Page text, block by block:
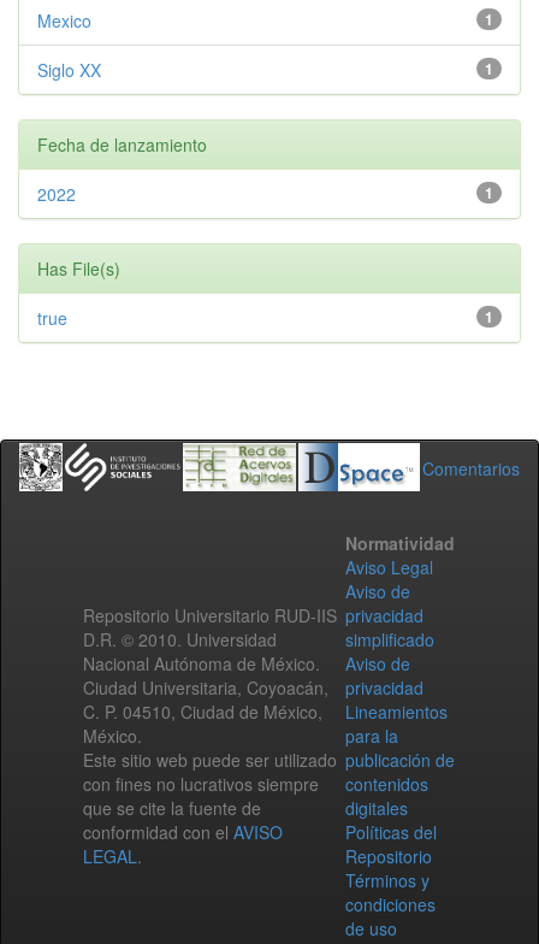
1
Mexico
1
Siglo XX
Fecha de lanzamiento
1
2022
Has File(s)
1
true
Comentarios
Repositorio Universitario RUD-IIS
D.R. © 2010. Universidad
Nacional Autónoma de México.
Ciudad Universitaria, Coyoacán,
C. P. 04510, Ciudad de México,
México.
Este sitio web puede ser utilizado
con fines no lucrativos siempre
que se cite la fuente de
conformidad con el AVISO
LEGAL.
Normatividad
Aviso Legal
Aviso de
privacidad
simplificado
Aviso de
privacidad
Lineamientos
para la
publicación de
contenidos
digitales
Políticas del
Repositorio
Términos y
condiciones
de uso